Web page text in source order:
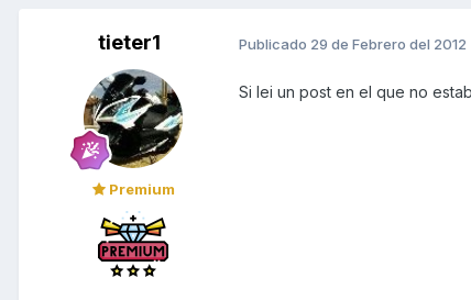
tieter1
Premium
Publicado 29 de Febrero del 2012
Si lei un post en el que no